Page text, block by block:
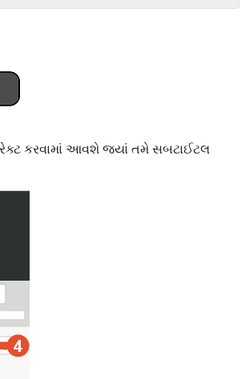
કરવામાં આવશે જ્યાં તમે સબટાઈટલ